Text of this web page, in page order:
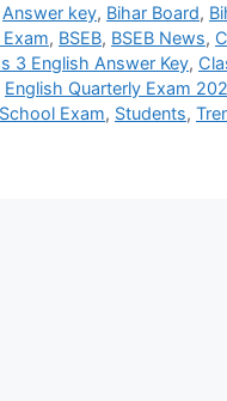
Answer key, Bihar Board,
Exam, BSEB, BSEB News,
3 English Answer Key,
English Quarterly Exam
School Exam, Students,